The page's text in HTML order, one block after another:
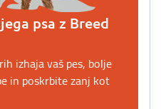
psa z Breed
izhaja vaš pes, bolje
in poskrbite zanj kot